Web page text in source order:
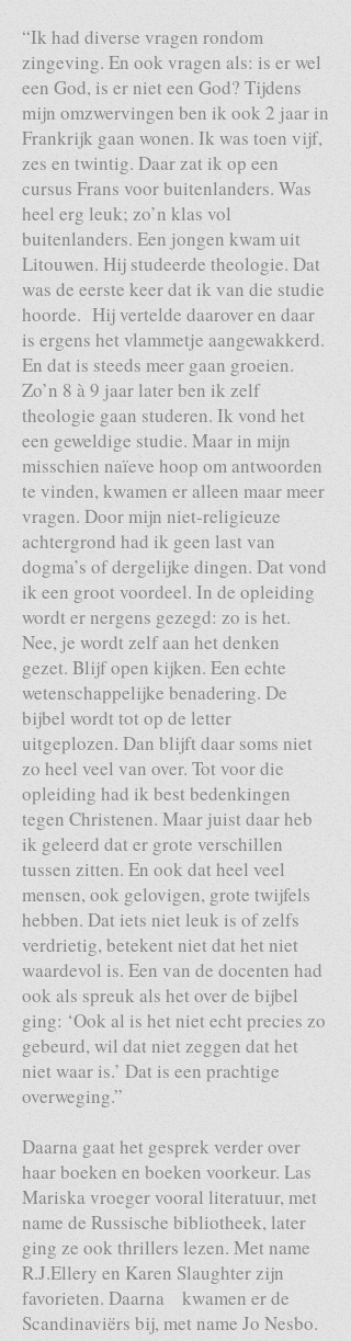
“Ik had diverse vragen rondom
zingeving. En ook vragen als: is er wel
een God, is er niet een God? Tijdens
mijn omzwervingen ben ik ook 2 jaar in
Frankrijk gaan wonen. Ik was toen vijf,
zes en twintig. Daar zat ik op een
cursus Frans voor buitenlanders. Was
heel erg leuk; zo’n klas vol
buitenlanders. Een jongen kwam uit
Litouwen. Hij studeerde theologie. Dat
was de eerste keer dat ik van die studie
hoorde. Hij vertelde daarover en daar
is ergens het vlammetje aangewakkerd.
En dat is steeds meer gaan groeien.
Zo’n 8 à 9 jaar later ben ik zelf
theologie gaan studeren. Ik vond het
een geweldige studie. Maar in mijn
misschien naïeve hoop om antwoorden
te vinden, kwamen er alleen maar meer
vragen. Door mijn niet-religieuze
achtergrond had ik geen last van
dogma’s of dergelijke dingen. Dat vond
ik een groot voordeel. In de opleiding
wordt er nergens gezegd: zo is het.
Nee, je wordt zelf aan het denken
gezet. Blijf open kijken. Een echte
wetenschappelijke benadering. De
bijbel wordt tot op de letter
uitgeplozen. Dan blijft daar soms niet
zo heel veel van over. Tot voor die
opleiding had ik best bedenkingen
tegen Christenen. Maar juist daar heb
ik geleerd dat er grote verschillen
tussen zitten. En ook dat heel veel
mensen, ook gelovigen, grote twijfels
hebben. Dat iets niet leuk is of zelfs
verdrietig, betekent niet dat het niet
waardevol is. Een van de docenten had
ook als spreuk als het over de bijbel
ging: ‘Ook al is het niet echt precies zo
gebeurd, wil dat niet zeggen dat het
niet waar is.’ Dat is een prachtige
overweging.”
Daarna gaat het gesprek verder over
haar boeken en boeken voorkeur. Las
Mariska vroeger vooral literatuur, met
name de Russische bibliotheek, later
ging ze ook thrillers lezen. Met name
R.J.Ellery en Karen Slaughter zijn
favorieten. Daarna kwamen er de
Scandinaviërs bij, met name Jo Nesbo.